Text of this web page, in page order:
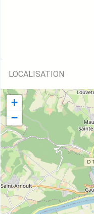
LOCALISATION
+
−